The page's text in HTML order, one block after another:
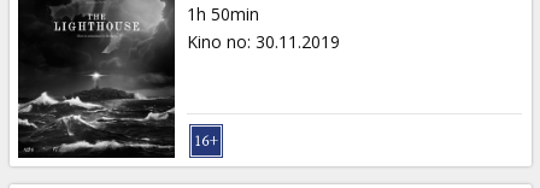
1h 50min
Kino no: 30.11.2019